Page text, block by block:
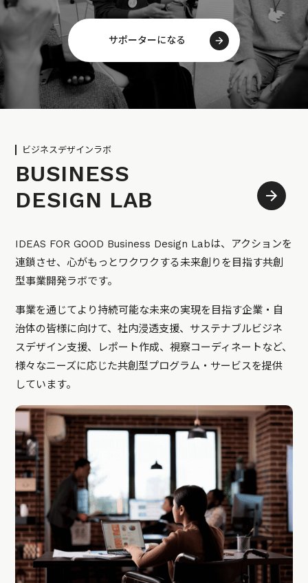
サポーターになる
ビジネスデザインラボ
BUSINESS
DESIGN LAB
IDEAS FOR GOOD Business Design Labは、アクションを
連鎖させ、心がもっとワクワクする未来創りを目指す共創
型事業開発ラボです。
事業を通じてより持続可能な未来の実現を目指す企業・自
治体の皆様に向けて、社内浸透支援、サステナブルビジネ
スデザイン支援、レポート作成、視察コーディネートなど、
様々なニーズに応じた共創型プログラム・サービスを提供
しています。